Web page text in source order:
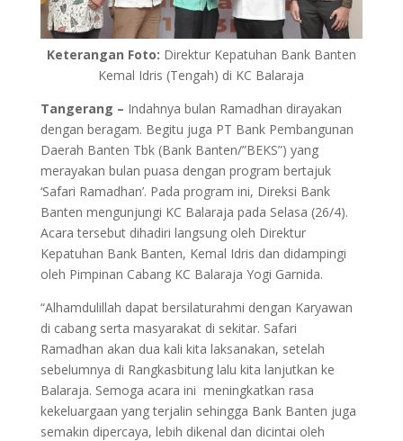
Keterangan Foto: Direktur Kepatuhan Bank Banten
Kemal Idris (Tengah) di KC Balaraja
Tangerang – Indahnya bulan Ramadhan dirayakan
dengan beragam. Begitu juga PT Bank Pembangunan
Daerah Banten Tbk (Bank Banten/”BEKS”) yang
merayakan bulan puasa dengan program bertajuk
‘Safari Ramadhan’. Pada program ini, Direksi Bank
Banten mengunjungi KC Balaraja pada Selasa (26/4).
Acara tersebut dihadiri langsung oleh Direktur
Kepatuhan Bank Banten, Kemal Idris dan didampingi
oleh Pimpinan Cabang KC Balaraja Yogi Garnida.
“Alhamdulillah dapat bersilaturahmi dengan Karyawan
di cabang serta masyarakat di sekitar. Safari
Ramadhan akan dua kali kita laksanakan, setelah
sebelumnya di Rangkasbitung lalu kita lanjutkan ke
Balaraja. Semoga acara ini meningkatkan rasa
kekeluargaan yang terjalin sehingga Bank Banten juga
semakin dipercaya, lebih dikenal dan dicintai oleh